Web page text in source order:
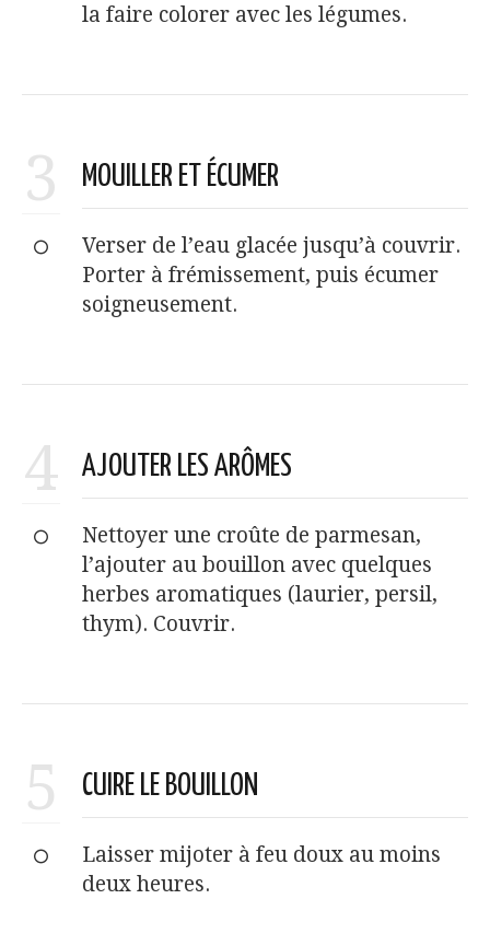
la faire colorer avec les légumes.
3 MOUILLER ET ÉCUMER
Verser de l’eau glacée jusqu’à couvrir.
Porter à frémissement, puis écumer
soigneusement.
4 AJOUTER LES ARÔMES
Nettoyer une croûte de parmesan,
l’ajouter au bouillon avec quelques
herbes aromatiques (laurier, persil,
thym). Couvrir.
5 CUIRE LE BOUILLON
Laisser mijoter à feu doux au moins
deux heures.